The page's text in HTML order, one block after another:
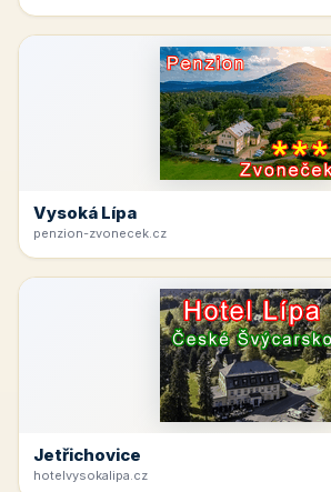
Vysoká Lípa
penzion-zvonecek.cz
Jetřichovice
hotelvysokalipa.cz